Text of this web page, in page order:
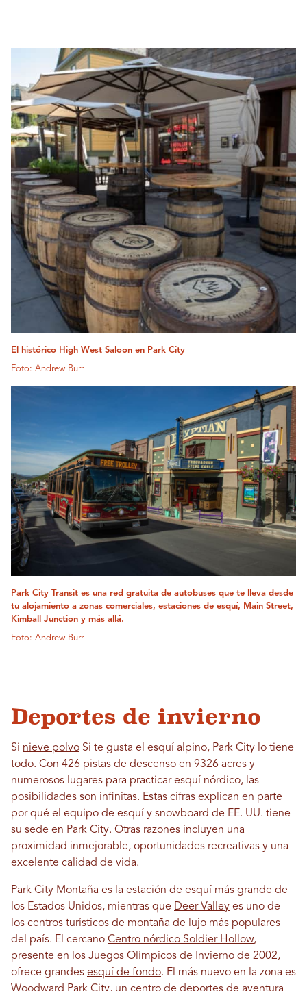
El histórico High West Saloon en Park City
Foto: Andrew Burr
Park City Transit es una red gratuita de autobuses que te lleva desde
tu alojamiento a zonas comerciales, estaciones de esquí, Main Street,
Kimball Junction y más allá.
Foto: Andrew Burr
Deportes de invierno
Si nieve polvo Si te gusta el esquí alpino, Park City lo tiene
todo. Con 426 pistas de descenso en 9326 acres y
numerosos lugares para practicar esquí nórdico, las
posibilidades son infinitas. Estas cifras explican en parte
por qué el equipo de esquí y snowboard de EE. UU. tiene
su sede en Park City. Otras razones incluyen una
proximidad inmejorable, oportunidades recreativas y una
excelente calidad de vida.
Park City Montaña es la estación de esquí más grande de
los Estados Unidos, mientras que Deer Valley es uno de
los centros turísticos de montaña de lujo más populares
del país. El cercano Centro nórdico Soldier Hollow,
presente en los Juegos Olímpicos de Invierno de 2002,
ofrece grandes esquí de fondo. El más nuevo en la zona es